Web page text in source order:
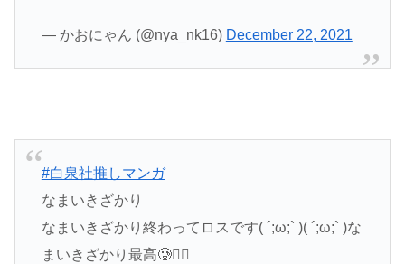
— かおにゃん (@nya_nk16) December 22, 2021
#白泉社推しマンガ
なまいきざかり
なまいきざかり終わってロスです( ´;ω;` )( ´;ω;` )な
まいきざかり最高🥲👍🏻